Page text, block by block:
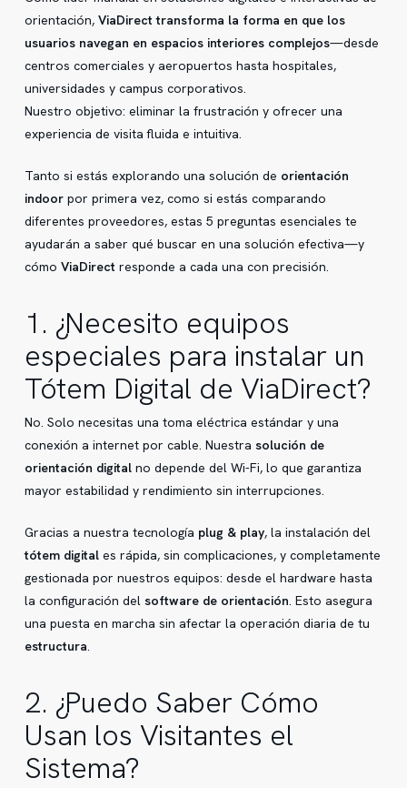
orientación, ViaDirect transforma la forma en que los
usuarios navegan en espacios interiores complejos—desde
centros comerciales y aeropuertos hasta hospitales,
universidades y campus corporativos.
Nuestro objetivo: eliminar la frustración y ofrecer una
experiencia de visita fluida e intuitiva.
Tanto si estás explorando una solución de orientación
indoorpor primera vez, como si estás comparando
diferentes proveedores, estas 5 preguntas esenciales te
ayudarán a saber qué buscar en una solución efectiva—y
cómo ViaDirect responde a cada una con precisión.
1. ¿Necesito equipos
especiales para instalar un
Tótem Digital de ViaDirect?
No. Solo necesitas una toma eléctrica estándar y una
conexión a internet por cable. Nuestra solución de
orientación digitalno depende del Wi-Fi, lo que garantiza
mayor estabilidad y rendimiento sin interrupciones.
Gracias a nuestra tecnología plug & play, la instalación del
tótem digitales rápida, sin complicaciones, y completamente
gestionada por nuestros equipos: desde el hardware hasta
la configuración del software de orientación. Esto asegura
una puesta en marcha sin afectar la operación diaria de tu
estructura.
2. ¿Puedo Saber Cómo
Usan los Visitantes el
Sistema?